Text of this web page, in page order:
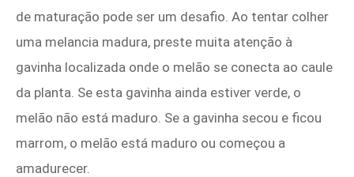
de maturação pode ser um desafio. Ao tentar colher
uma melancia madura, preste muita atenção à
gavinha localizada onde o melão se conecta ao caule
da planta. Se esta gavinha ainda estiver verde, o
melão não está maduro. Se a gavinha secou e ficou
marrom, o melão está maduro ou começou a
amadurecer.